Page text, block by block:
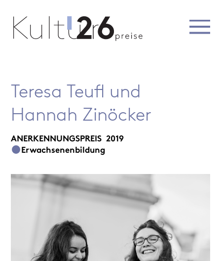
Teresa Teufl und
Hannah Zinöcker
ANERKENNUNGSPREIS 2019
Erwachsenenbildung